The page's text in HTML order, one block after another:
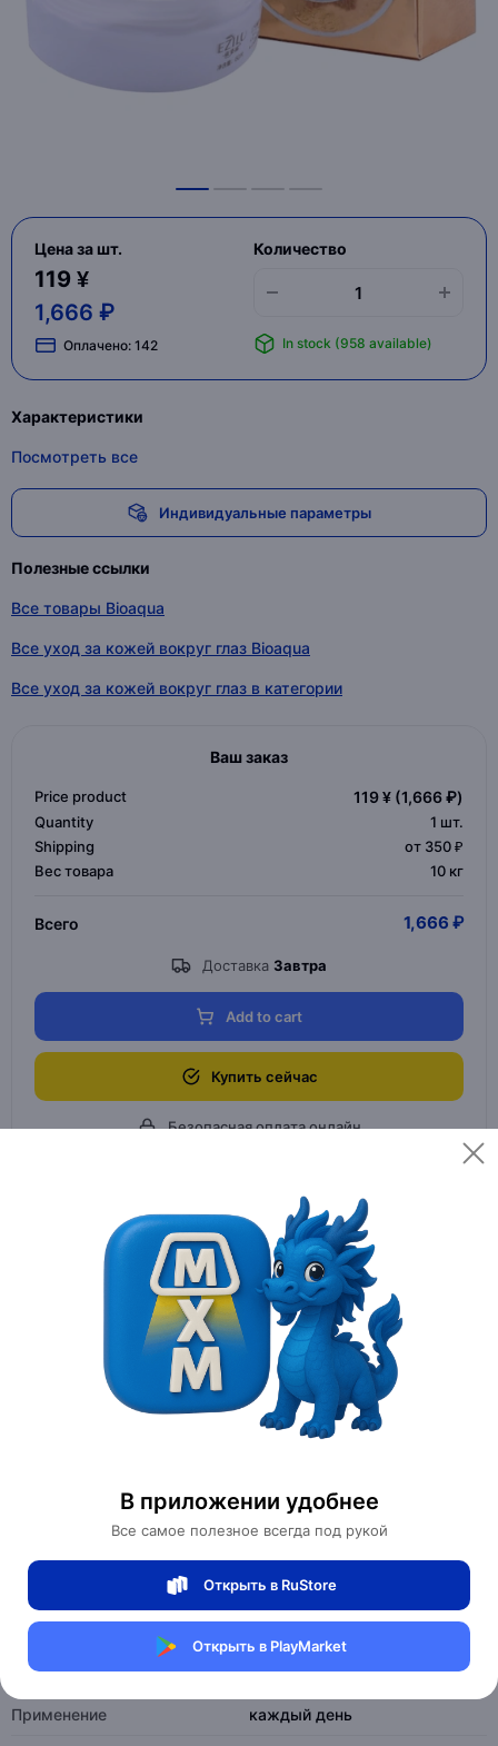
В приложении удобнее
Все самое полезное всегда под рукой
Открыть в RuStore
Открыть в PlayMarket
Цена за шт.
119 ¥
1,666 ₽
Оплачено: 142
Количество
In stock (958 available)
Характеристики
Посмотреть все
Индивидуальные параметры
Полезные ссылки
Все товары Bioaqua
Все уход за кожей вокруг глаз Bioaqua
Все уход за кожей вокруг глаз в категории
Ваш заказ
Price product 119 ¥ (1,666 ₽)
Quantity 1 шт.
Shipping
от 350 ₽
Вес товара
10 кг
Всего 1,666 ₽
Доставка Завтра
Add to cart
Купить сейчас
Безопасная оплата онлайн
Bioaqua
Косметика по уходу
Start conversation
Проверенный продавец
доставок вовремя
4/5
рейтинг товаров
Посмотрите теги товара
#гидрогелевые патчи #патчи для глаз
Характеристики
Применение каждый день